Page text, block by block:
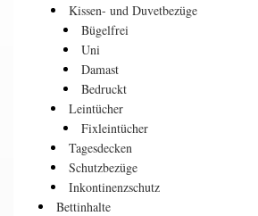
Kissen- und Duvetbezüge
Bügelfrei
Uni
Damast
Bedruckt
Leintücher
Fixleintücher
Tagesdecken
Schutzbezüge
Inkontinenzschutz
Bettinhalte